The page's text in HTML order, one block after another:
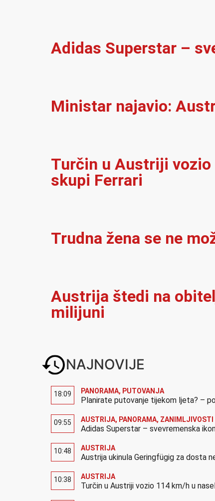
Adidas Superstar –
Ministar najavio:
Turčin u Austriji vozio
skupi Ferrari
Trudna žena se ne
Austrija štedi na
milijuni
NAJNOVIJE
18:09 PANORAMA, PUTOVANJA
Planirate putovanje tijekom ljeta? –
09:55 AUSTRIJA, PANORAMA, ZANIMLJIVOSTI
Adidas Superstar – svevremenska
10:48 AUSTRIJA
Austrija ukinula Geringfügig za dosta
10:38 AUSTRIJA
Turčin u Austriji vozio 114 km/h u